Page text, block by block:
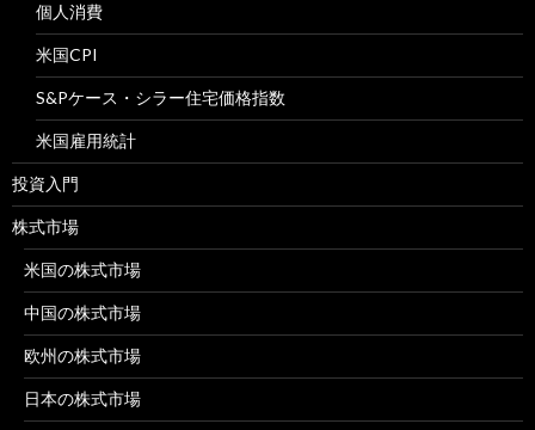
個人消費
米国CPI
S&Pケース・シラー住宅価格指数
米国雇用統計
投資入門
株式市場
米国の株式市場
中国の株式市場
欧州の株式市場
日本の株式市場